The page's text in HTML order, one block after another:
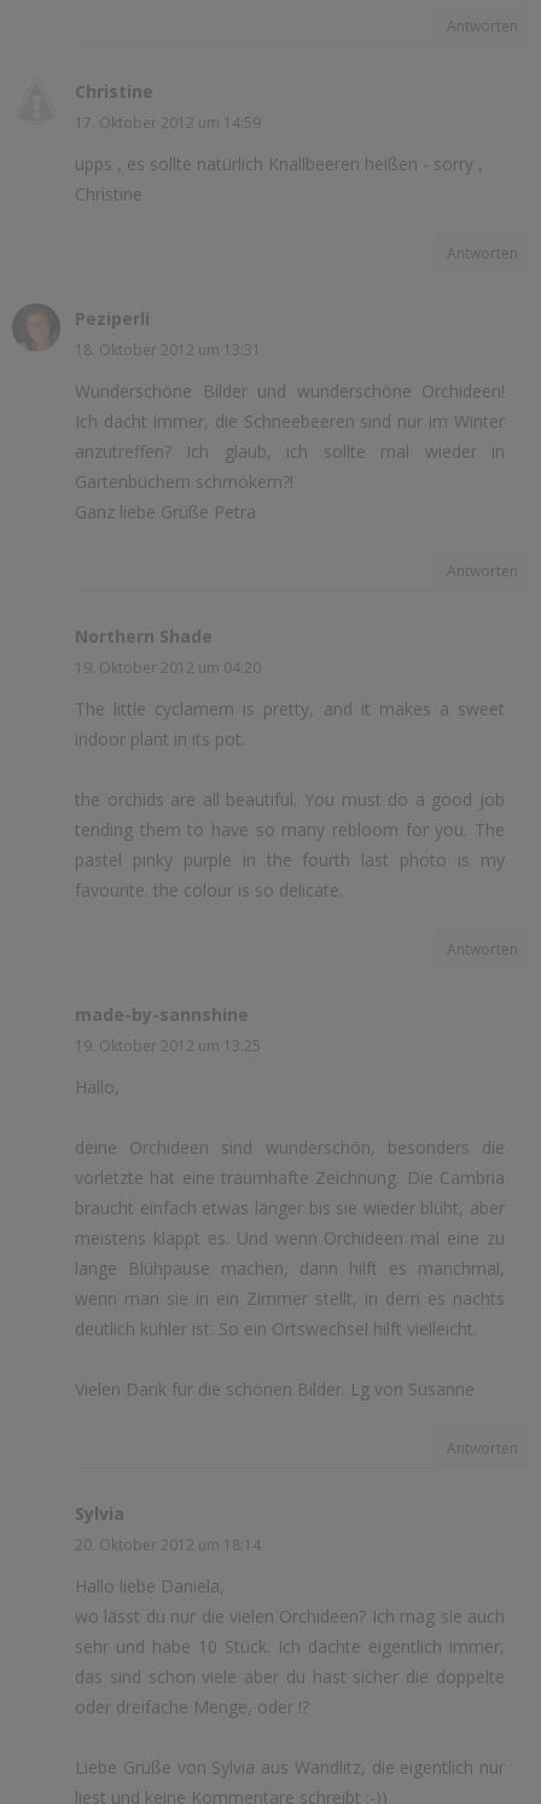
Antworten
Christine
17. Oktober 2012 um 14:59
upps , es sollte natürlich Knallbeeren heißen - sorry ,
Christine
Antworten
Peziperli
18. Oktober 2012 um 13:31
Wunderschöne Bilder und wunderschöne Orchideen!
Ich dacht immer, die Schneebeeren sind nur im Winter
anzutreffen? Ich glaub, ich sollte mal wieder in
Gartenbüchern schmökern?!
Ganz liebe Grüße Petra
Antworten
Northern Shade
19. Oktober 2012 um 04:20
The little cyclamem is pretty, and it makes a sweet
indoor plant in its pot.
the orchids are all beautiful. You must do a good job
tending them to have so many rebloom for you. The
pastel pinky purple in the fourth last photo is my
favourite. the colour is so delicate.
Antworten
made-by-sannshine
19. Oktober 2012 um 13:25
Hallo,
deine Orchideen sind wunderschön, besonders die
vorletzte hat eine traumhafte Zeichnung. Die Cambria
braucht einfach etwas länger bis sie wieder blüht, aber
meistens klappt es. Und wenn Orchideen mal eine zu
lange Blühpause machen, dann hilft es manchmal,
wenn man sie in ein Zimmer stellt, in dem es nachts
deutlich kühler ist. So ein Ortswechsel hilft vielleicht.
Vielen Dank für die schönen Bilder. Lg von Susanne
Antworten
Sylvia
20. Oktober 2012 um 18:14
Hallo liebe Daniela,
wo lässt du nur die vielen Orchideen? Ich mag sie auch
sehr und habe 10 Stück. Ich dachte eigentlich immer,
das sind schon viele aber du hast sicher die doppelte
oder dreifache Menge, oder !?
Liebe Grüße von Sylvia aus Wandlitz, die eigentlich nur
liest und keine Kommentare schreibt :-))